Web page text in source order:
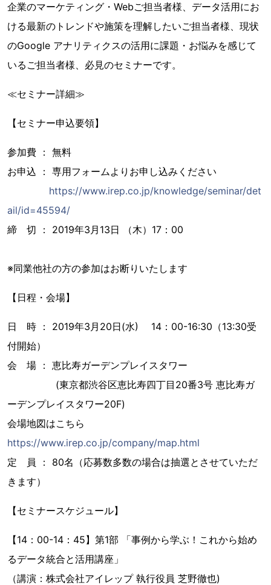
企業のマーケティング・Webご担当者様、データ活用にお
ける最新のトレンドや施策を理解したいご担当者様、現状
のGoogle アナリティクスの活用に課題・お悩みを感じて
いるご担当者様、必見のセミナーです。
≪セミナー詳細≫
【セミナー申込要領】
参加費 ： 無料
お申込 ： 専用フォームよりお申し込みください
https://www.irep.co.jp/knowledge/seminar/det
ail/id=45594/
締 切 ： 2019年3月13日 （木）17：00
※同業他社の方の参加はお断りいたします
【日程・会場】
日 時 ： 2019年3月20日(水) 14：00-16:30（13:30受
付開始）
会 場 ： 恵比寿ガーデンプレイスタワー
(東京都渋谷区恵比寿四丁目20番3号 恵比寿ガ
ーデンプレイスタワー20F)
会場地図はこちら
https://www.irep.co.jp/company/map.html
定 員 ： 80名（応募数多数の場合は抽選とさせていただ
きます）
【セミナースケジュール】
【14：00-14：45】第1部 「事例から学ぶ！これから始め
るデータ統合と活用講座」
（講演：株式会社アイレップ 執行役員 芝野徹也)